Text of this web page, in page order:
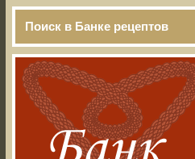
Поиск в Банке рецептов